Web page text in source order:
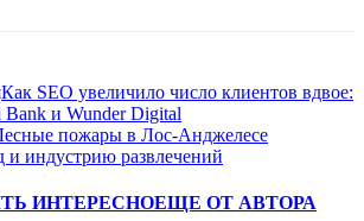
Как SEO увеличило число клиентов вдвое:
Bank и Wunder Digital
пожары в Лос-Анджелесе
и индустрию развлечений
ИНТЕРЕСНОЕЩЕ ОТ АВТОРА